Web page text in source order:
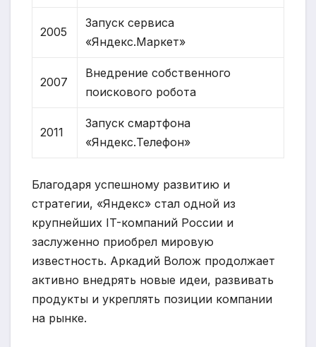
2005
Запуск сервиса
«Яндекс.Маркет»
2007
Внедрение собственного
поискового робота
2011
Запуск смартфона
«Яндекс.Телефон»
Благодаря успешному развитию и
стратегии, «Яндекс» стал одной из
крупнейших IT-компаний России и
заслуженно приобрел мировую
известность. Аркадий Волож продолжает
активно внедрять новые идеи, развивать
продукты и укреплять позиции компании
на рынке.